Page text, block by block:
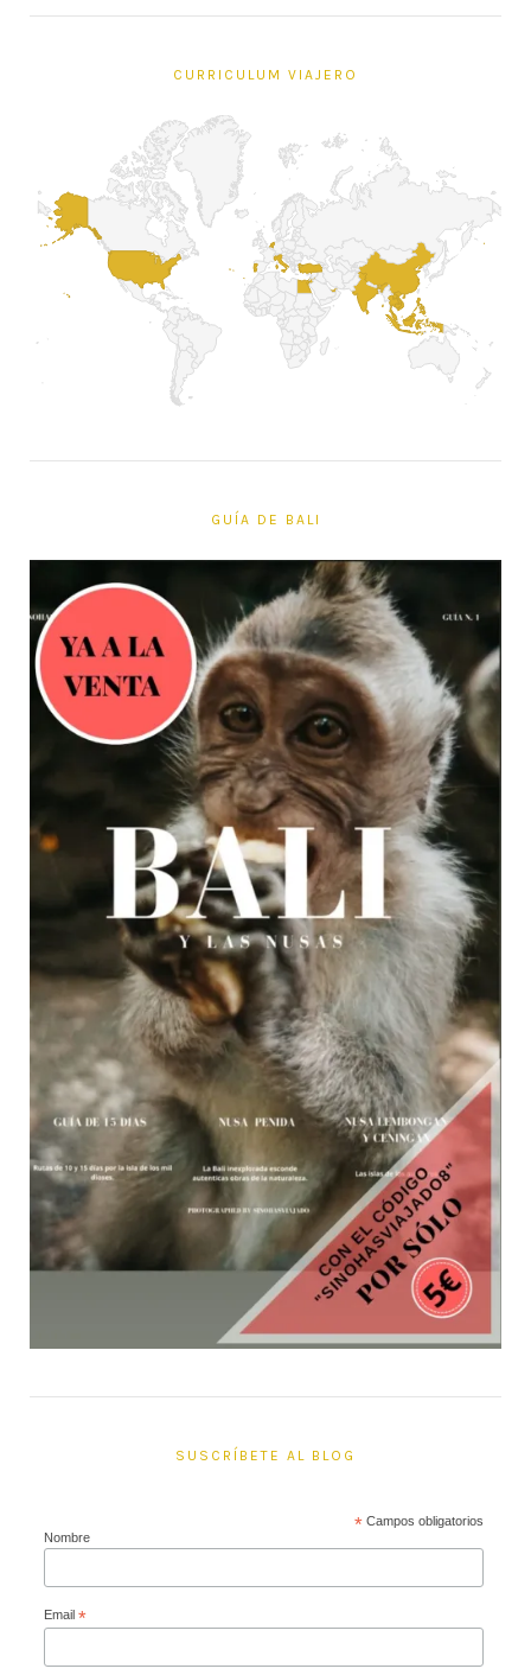
CURRICULUM VIAJERO
GUÍA DE BALI
SUSCRÍBETE AL BLOG
*Campos obligatorios
Nombre
Email *